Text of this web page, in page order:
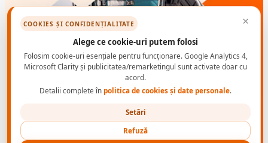
COOKIES ȘI CONFIDENȚIALITATE ×
Alege ce cookie-uri putem folosi
Folosim cookie-uri esențiale pentru funcționare. Google Analytics 4,
Microsoft Clarity și publicitatea/remarketingul sunt activate doar cu
acord.
Detalii complete în politica de cookies și date personale.
Setări
Refuză